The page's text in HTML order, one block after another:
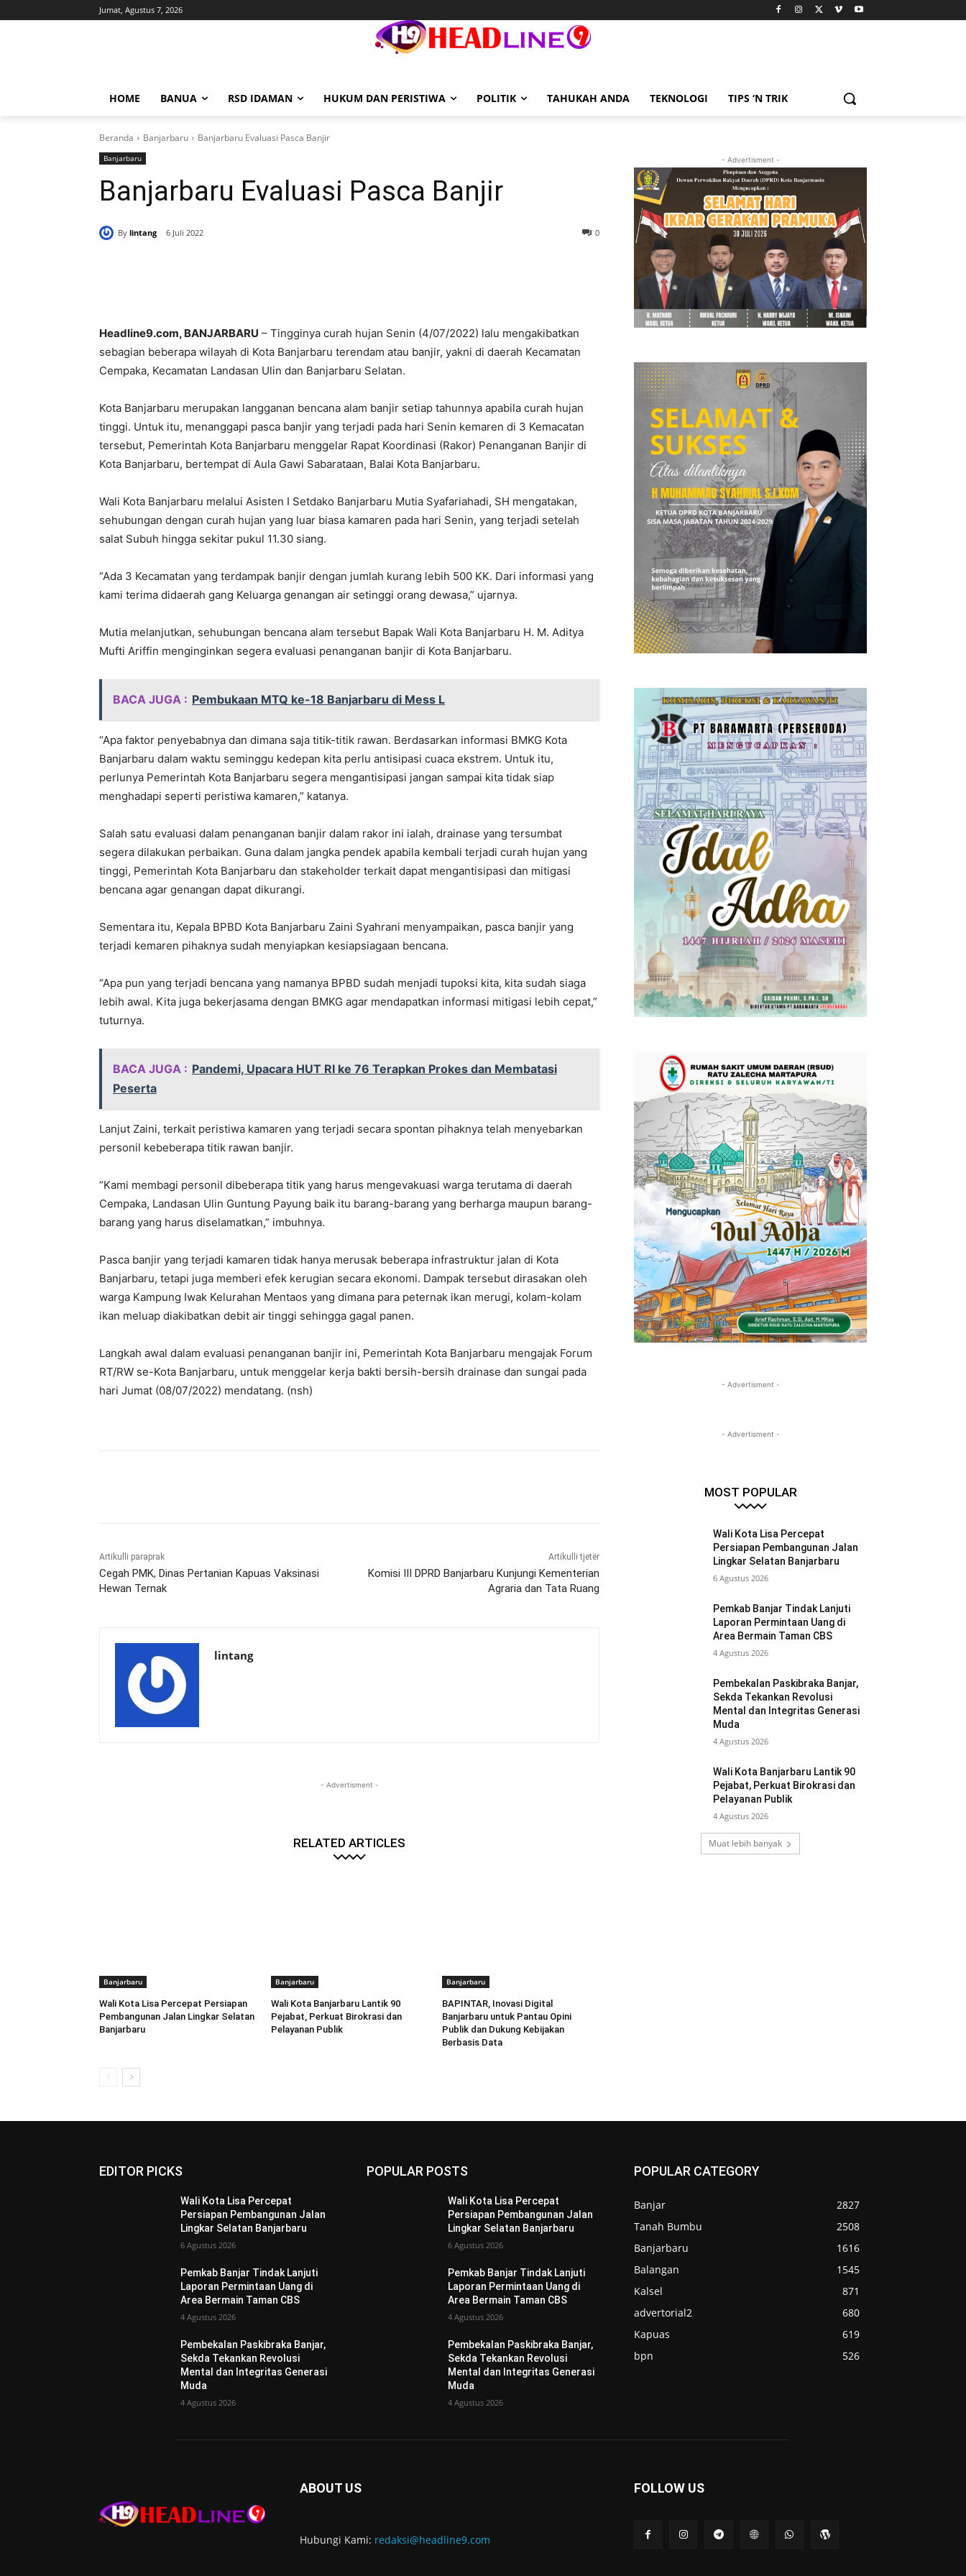
Jumat, Agustus 7, 2026
HOME BANUA RSD IDAMAN HUKUM DAN PERISTIWA POLITIK TAHUKAH ANDA TEKNOLOGI TIPS ‘N TRIK
Beranda Banjarbaru Banjarbaru Evaluasi Pasca Banjir
Banjarbaru
Banjarbaru Evaluasi Pasca Banjir
By lintang 6 Juli 2022 0
Headline9.com, BANJARBARU – Tingginya curah hujan Senin (4/07/2022) lalu mengakibatkan
sebagian beberapa wilayah di Kota Banjarbaru terendam atau banjir, yakni di daerah Kecamatan
Cempaka, Kecamatan Landasan Ulin dan Banjarbaru Selatan.
Kota Banjarbaru merupakan langganan bencana alam banjir setiap tahunnya apabila curah hujan
tinggi. Untuk itu, menanggapi pasca banjir yang terjadi pada hari Senin kemaren di 3 Kemacatan
tersebut, Pemerintah Kota Banjarbaru menggelar Rapat Koordinasi (Rakor) Penanganan Banjir di
Kota Banjarbaru, bertempat di Aula Gawi Sabarataan, Balai Kota Banjarbaru.
Wali Kota Banjarbaru melalui Asisten I Setdako Banjarbaru Mutia Syafariahadi, SH mengatakan,
sehubungan dengan curah hujan yang luar biasa kamaren pada hari Senin, yang terjadi setelah
salat Subuh hingga sekitar pukul 11.30 siang.
“Ada 3 Kecamatan yang terdampak banjir dengan jumlah kurang lebih 500 KK. Dari informasi yang
kami terima didaerah gang Keluarga genangan air setinggi orang dewasa,” ujarnya.
Mutia melanjutkan, sehubungan bencana alam tersebut Bapak Wali Kota Banjarbaru H. M. Aditya
Mufti Ariffin menginginkan segera evaluasi penanganan banjir di Kota Banjarbaru.
BACA JUGA : Pembukaan MTQ ke-18 Banjarbaru di Mess L
“Apa faktor penyebabnya dan dimana saja titik-titik rawan. Berdasarkan informasi BMKG Kota
Banjarbaru dalam waktu seminggu kedepan kita perlu antisipasi cuaca ekstrem. Untuk itu,
perlunya Pemerintah Kota Banjarbaru segera mengantisipasi jangan sampai kita tidak siap
menghadapi seperti peristiwa kamaren,” katanya.
Salah satu evaluasi dalam penanganan banjir dalam rakor ini ialah, drainase yang tersumbat
segera dilakukan perbaikan. Guna dalam jangka pendek apabila kembali terjadi curah hujan yang
tinggi, Pemerintah Kota Banjarbaru dan stakeholder terkait dapat mengantisipasi dan mitigasi
bencana agar genangan dapat dikurangi.
Sementara itu, Kepala BPBD Kota Banjarbaru Zaini Syahrani menyampaikan, pasca banjir yang
terjadi kemaren pihaknya sudah menyiapkan kesiapsiagaan bencana.
“Apa pun yang terjadi bencana yang namanya BPBD sudah menjadi tupoksi kita, kita sudah siaga
lebih awal. Kita juga bekerjasama dengan BMKG agar mendapatkan informasi mitigasi lebih cepat,”
tuturnya.
BACA JUGA : Pandemi, Upacara HUT RI ke 76 Terapkan Prokes dan Membatasi
Peserta
Lanjut Zaini, terkait peristiwa kamaren yang terjadi secara spontan pihaknya telah menyebarkan
personil kebeberapa titik rawan banjir.
“Kami membagi personil dibeberapa titik yang harus mengevakuasi warga terutama di daerah
Cempaka, Landasan Ulin Guntung Payung baik itu barang-barang yang berharga maupun barang-
barang yang harus diselamatkan,” imbuhnya.
Pasca banjir yang terjadi kamaren tidak hanya merusak beberapa infrastruktur jalan di Kota
Banjarbaru, tetapi juga memberi efek kerugian secara ekonomi. Dampak tersebut dirasakan oleh
warga Kampung Iwak Kelurahan Mentaos yang dimana para peternak ikan merugi, kolam-kolam
ikan meluap diakibatkan debit air tinggi sehingga gagal panen.
Langkah awal dalam evaluasi penanganan banjir ini, Pemerintah Kota Banjarbaru mengajak Forum
RT/RW se-Kota Banjarbaru, untuk menggelar kerja bakti bersih-bersih drainase dan sungai pada
hari Jumat (08/07/2022) mendatang. (nsh)
Artikulli paraprak
Cegah PMK, Dinas Pertanian Kapuas Vaksinasi
Hewan Ternak
Artikulli tjetër
Komisi III DPRD Banjarbaru Kunjungi Kementerian
Agraria dan Tata Ruang
lintang
- Advertisment -
RELATED ARTICLES
Banjarbaru
Wali Kota Lisa Percepat Persiapan
Pembangunan Jalan Lingkar Selatan
Banjarbaru
Banjarbaru
Wali Kota Banjarbaru Lantik 90
Pejabat, Perkuat Birokrasi dan
Pelayanan Publik
Banjarbaru
BAPINTAR, Inovasi Digital
Banjarbaru untuk Pantau Opini
Publik dan Dukung Kebijakan
Berbasis Data
- Advertisment -
- Advertisment -
- Advertisment -
MOST POPULAR
Wali Kota Lisa Percepat
Persiapan Pembangunan Jalan
Lingkar Selatan Banjarbaru
6 Agustus 2026
Pemkab Banjar Tindak Lanjuti
Laporan Permintaan Uang di
Area Bermain Taman CBS
4 Agustus 2026
Pembekalan Paskibraka Banjar,
Sekda Tekankan Revolusi
Mental dan Integritas Generasi
Muda
4 Agustus 2026
Wali Kota Banjarbaru Lantik 90
Pejabat, Perkuat Birokrasi dan
Pelayanan Publik
4 Agustus 2026
Muat lebih banyak
EDITOR PICKS
Wali Kota Lisa Percepat
Persiapan Pembangunan Jalan
Lingkar Selatan Banjarbaru
6 Agustus 2026
Pemkab Banjar Tindak Lanjuti
Laporan Permintaan Uang di
Area Bermain Taman CBS
4 Agustus 2026
Pembekalan Paskibraka Banjar,
Sekda Tekankan Revolusi
Mental dan Integritas Generasi
Muda
4 Agustus 2026
POPULAR POSTS
Wali Kota Lisa Percepat
Persiapan Pembangunan Jalan
Lingkar Selatan Banjarbaru
6 Agustus 2026
Pemkab Banjar Tindak Lanjuti
Laporan Permintaan Uang di
Area Bermain Taman CBS
4 Agustus 2026
Pembekalan Paskibraka Banjar,
Sekda Tekankan Revolusi
Mental dan Integritas Generasi
Muda
4 Agustus 2026
POPULAR CATEGORY
Banjar
2827
Tanah Bumbu
2508
Banjarbaru
1616
Balangan
1545
Kalsel
871
advertorial2
680
Kapuas
619
bpn
526
ABOUT US
Hubungi Kami: redaksi@headline9.com
FOLLOW US